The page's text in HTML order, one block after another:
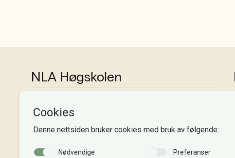
NLA Høgskolen
Tlf:+47 55 54 07 00
Send epost
Organisasjonsnr. 995 189 186